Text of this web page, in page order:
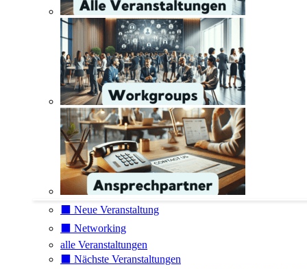
⬛️ Neue Veranstaltung
⬛️ Networking
alle Veranstaltungen
⬛️ Nächste Veranstaltungen